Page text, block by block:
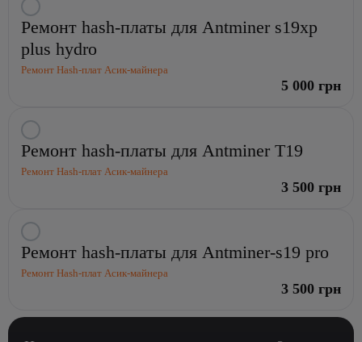
Antminer
s19xp
Выбрать
услугу:
Ремонт
платы
s19xp
plus
hydro
Ремонт hash-платы для Antminer s19xp
plus hydro
Ремонт Hash-плат Асик-майнера
5 000 грн
Выбрать
услугу:
Ремонт
Antminer
T19
Ремонт hash-платы для Antminer T19
Ремонт Hash-плат Асик-майнера
3 500 грн
Выбрать
услугу:
Ремонт
для
Ремонт hash-платы для Antminer-s19 pro
Ремонт Hash-плат Асик-майнера
3 500 грн